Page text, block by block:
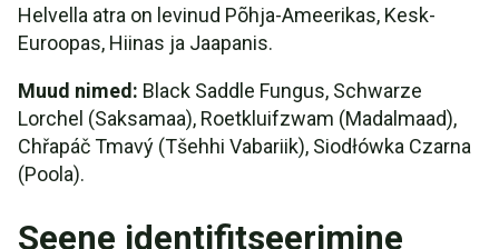
Helvella atra on levinud Põhja-Ameerikas, Kesk-
Euroopas, Hiinas ja Jaapanis.
Muud nimed: Black Saddle Fungus, Schwarze
Lorchel (Saksamaa), Roetkluifzwam (Madalmaad),
Chřapáč Tmavý (Tšehhi Vabariik), Siodłówka Czarna
(Poola).
Seene identifitseerimine